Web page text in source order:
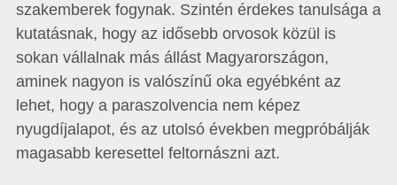
szakemberek fogynak. Szintén érdekes tanulsága a
kutatásnak, hogy az idősebb orvosok közül is
sokan vállalnak más állást Magyarországon,
aminek nagyon is valószínű oka egyébként az
lehet, hogy a paraszolvencia nem képez
nyugdíjalapot, és az utolsó években megpróbálják
magasabb keresettel feltornászni azt.